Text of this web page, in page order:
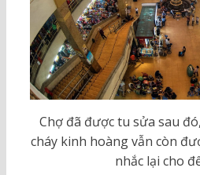
Chợ đã được tu sửa sau
cháy kinh hoàng vẫn còn
nhắc lại cho